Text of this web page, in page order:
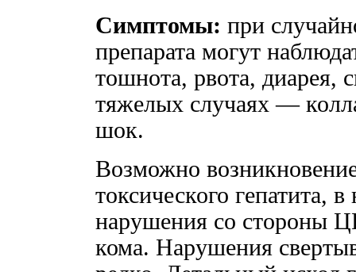
Симптомы: при
препарата могут
тошнота, рвота, диарея,
тяжелых случаях —
шок.
Возможно
токсического гепатита,
нарушения со стороны
кома. Нарушения